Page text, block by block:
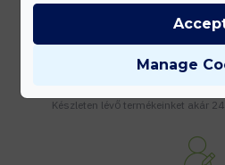
Vásárolj nagyobb mennyiségben és
Készleten lévő termékeinket akár
Manage